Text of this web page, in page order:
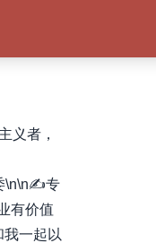
义者，
\n\n✍️专
有价值
一起以